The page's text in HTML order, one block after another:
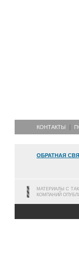
КОНТАКТЫ
ОБРАТНАЯ
МАТЕРИАЛЫ С
КОМПАНИЙ